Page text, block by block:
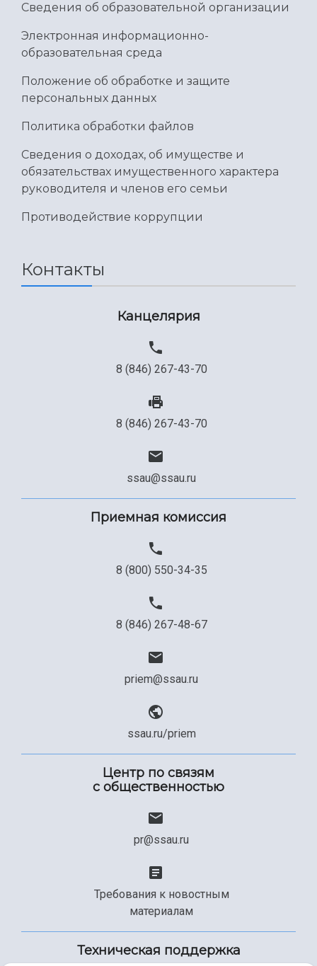
Сведения об образовательной организации
Электронная информационно-
образовательная среда
Положение об обработке и защите
персональных данных
Политика обработки файлов
Сведения о доходах, об имуществе и
обязательствах имущественного характера
руководителя и членов его семьи
Противодействие коррупции
Контакты
Канцелярия
8 (846) 267-43-70
8 (846) 267-43-70
ssau@ssau.ru
Приемная комиссия
8 (800) 550-34-35
8 (846) 267-48-67
priem@ssau.ru
ssau.ru/priem
Центр по связям
с общественностью
pr@ssau.ru
Требования к новостным
материалам
Техническая поддержка